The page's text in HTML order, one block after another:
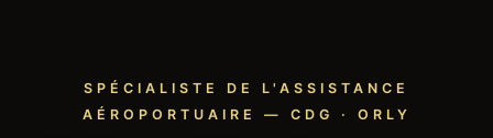
SPÉCIALISTE DE L'ASSISTANCE
AÉROPORTUAIRE — CDG · ORLY